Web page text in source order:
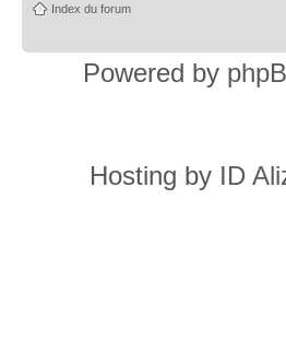
Index du forum
Powered by
Hosting by ID